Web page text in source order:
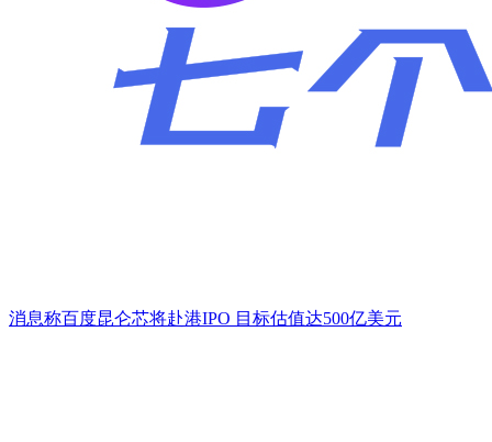
消息称百度昆仑芯将赴港IPO 目标估值达500亿美元